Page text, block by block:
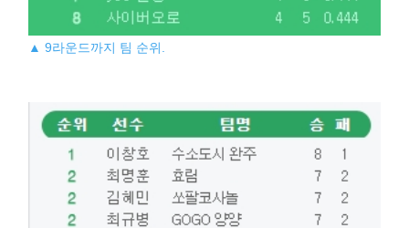
▲ 9라운드까지 팀 순위.